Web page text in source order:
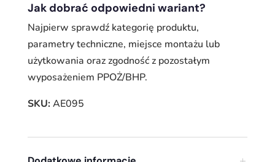
Jak dobrać odpowiedni wariant?
Najpierw sprawdź kategorię produktu,
parametry techniczne, miejsce montażu lub
użytkowania oraz zgodność z pozostałym
wyposażeniem PPOŻ/BHP.
SKU:AE095